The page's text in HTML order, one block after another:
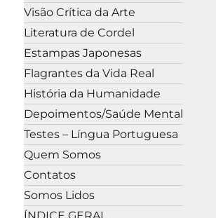
Visão Crítica da Arte
Literatura de Cordel
Estampas Japonesas
Flagrantes da Vida Real
História da Humanidade
Depoimentos/Saúde Mental
Testes – Língua Portuguesa
Quem Somos
Contatos
Somos Lidos